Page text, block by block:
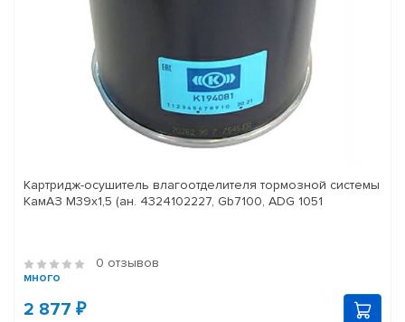
Картридж-осушитель влагоотделителя тормозной системы
КамАЗ M39x1,5 (ан. 4324102227, Gb7100, ADG 1051
0 отзывов
много
2 877 ₽